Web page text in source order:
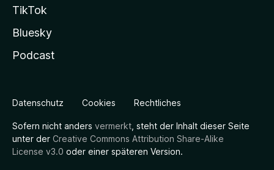
TikTok
Bluesky
Podcast
Datenschutz Cookies Rechtliches
Sofern nicht anders vermerkt , steht der Inhalt dieser Seite
unter der Creative Commons Attribution Share-Alike
License v3.0 oder einer späteren Version.